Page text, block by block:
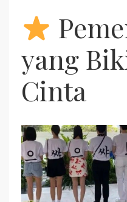
yang
Cinta